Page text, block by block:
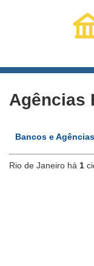
Agências
Bancos e Agências
Rio de Janeiro há 1